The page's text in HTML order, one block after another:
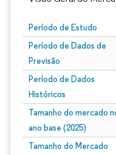
Período de Estudo
Período de Dados de
Previsão
Período de Dados
Históricos
Tamanho do mercado
ano base (2025)
Tamanho do Mercado